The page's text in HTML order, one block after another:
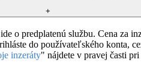
+
o predplatenú službu. Cena za
do používateľského konta,
inzeráty" nájdete v pravej časti